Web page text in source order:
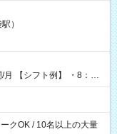
）
00
クOK / 10名以上の大量